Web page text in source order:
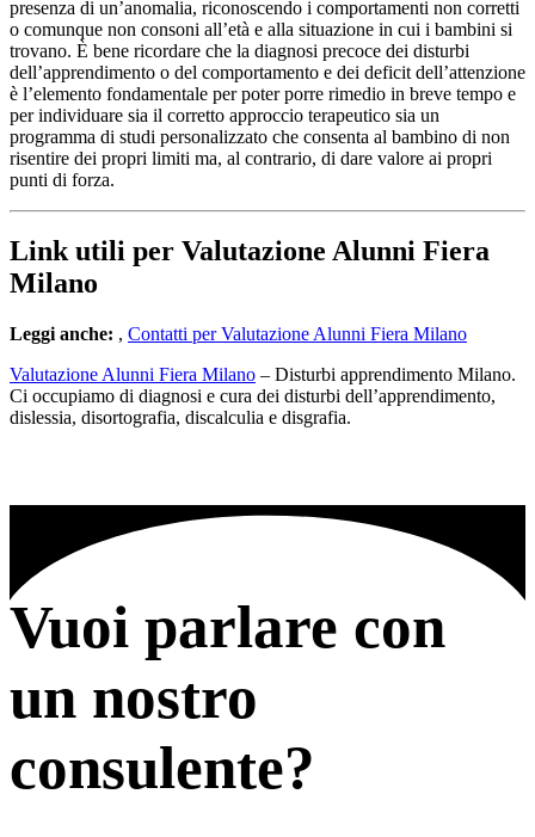
presenza di un’anomalia, riconoscendo i comportamenti non corretti
o comunque non consoni all’età e alla situazione in cui i bambini si
trovano. È bene ricordare che la diagnosi precoce dei disturbi
dell’apprendimento o del comportamento e dei deficit dell’attenzione
è l’elemento fondamentale per poter porre rimedio in breve tempo e
per individuare sia il corretto approccio terapeutico sia un
programma di studi personalizzato che consenta al bambino di non
risentire dei propri limiti ma, al contrario, di dare valore ai propri
punti di forza.
Link utili per Valutazione Alunni Fiera
Milano
Leggi anche: , Contatti per Valutazione Alunni Fiera Milano
Valutazione Alunni Fiera Milano – Disturbi apprendimento Milano.
Ci occupiamo di diagnosi e cura dei disturbi dell’apprendimento,
dislessia, disortografia, discalculia e disgrafia.
Vuoi parlare con
un nostro
consulente?